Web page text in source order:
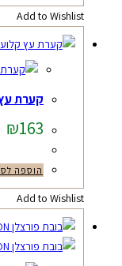
Add to Wishlist
קערת
₪163
הוספה
Add to Wishlist